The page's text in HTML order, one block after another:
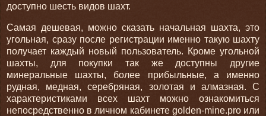
доступно шесть видов шахт.
Самая дешевая, можно сказать начальная шахта, это
угольная, сразу после регистрации именно такую шахту
получает каждый новый пользователь. Кроме угольной
шахты, для покупки так же доступны другие
минеральные шахты, более прибыльные, а именно
рудная, медная, серебряная, золотая и алмазная. С
характеристиками всех шахт можно ознакомиться
непосредственно в личном кабинете golden-mine.pro или